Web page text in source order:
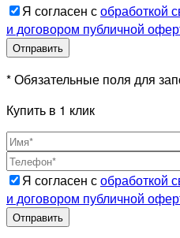
Я согласен собработкой
и договором публичной
* Обязательные поля для
Купить в 1 клик
Я согласен собработкой
и договором публичной